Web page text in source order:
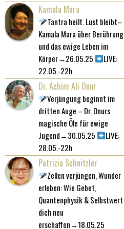
Kamala Mara
Tantra heilt. Lust bleibt–
Kamala Mara über Berührung
und das ewige Leben im
Körper→26.05.25
LIVE:
22.05.-22h
Dr. Achim Ali Onur
Verjüngung beginnt im
dritten Auge – Dr. Onurs
magische Öle für ewige
Jugend→30.05.25
LIVE:
28.05.-22h
Patrizia Schnitzler
Zellen verjüngen, Wunder
erleben: Wie Gebet,
Quantenphysik & Selbstwert
dich neu
erschaffen→18.05.25